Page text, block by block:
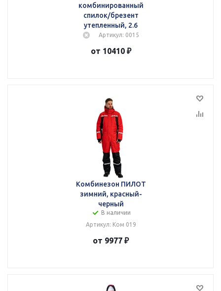
комбинированный
спилок/брезент
утепленный, 2.6
Артикул: 0015
от 10410 ₽
Комбинезон ПИЛОТ
зимний, красный-
черный
В наличии
Артикул: Ком 019
от 9977 ₽